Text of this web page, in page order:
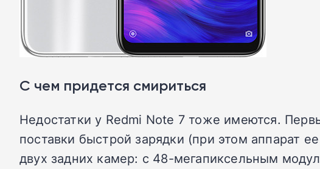
С чем придется смириться
Недостатки у Redmi Note 7 тоже имеются.
поставки быстрой зарядки (при этом аппарат
двух задних камер: с 48-мегапиксельным